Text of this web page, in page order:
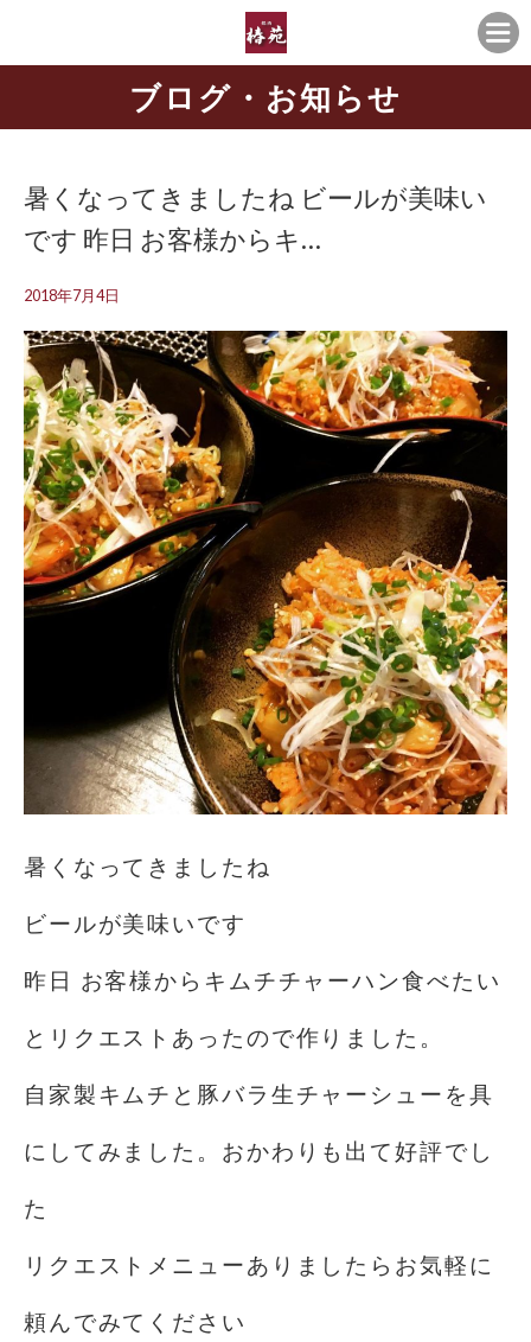
ブログ・お知らせ
暑くなってきましたね ビールが美味い
です 昨日 お客様からキ…
2018年7月4日
暑くなってきましたね
ビールが美味いです
昨日 お客様からキムチチャーハン食べたい
とリクエストあったので作りました。
自家製キムチと豚バラ生チャーシューを具
にしてみました。おかわりも出て好評でし
た
リクエストメニューありましたらお気軽に
頼んでみてください